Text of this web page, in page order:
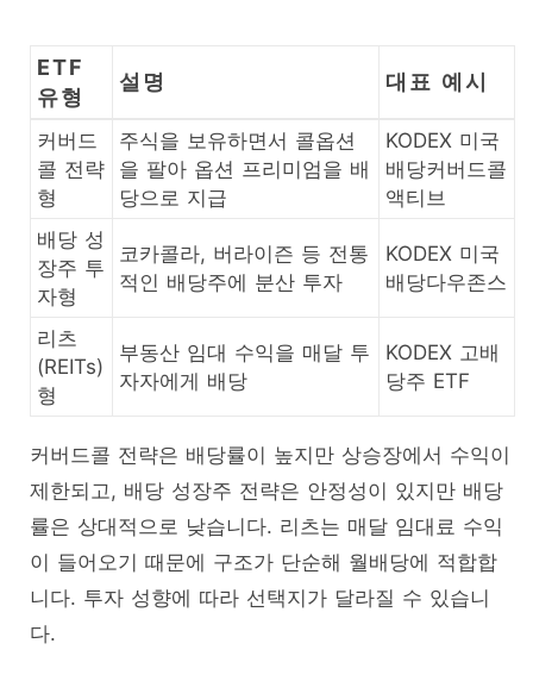
ETF
유형
설명 대표 예시
커버드
콜 전략
형
주식을 보유하면서 콜옵션
을 팔아 옵션 프리미엄을 배
당으로 지급
KODEX 미국
배당커버드콜
액티브
배당 성
장주 투
자형
코카콜라, 버라이즌 등 전통
적인 배당주에 분산 투자
KODEX 미국
배당다우존스
리츠
(REITs)
형
부동산 임대 수익을 매달 투
자자에게 배당
KODEX 고배
당주 ETF
커버드콜 전략은 배당률이 높지만 상승장에서 수익이
제한되고, 배당 성장주 전략은 안정성이 있지만 배당
률은 상대적으로 낮습니다. 리츠는 매달 임대료 수익
이 들어오기 때문에 구조가 단순해 월배당에 적합합
니다. 투자 성향에 따라 선택지가 달라질 수 있습니
다.